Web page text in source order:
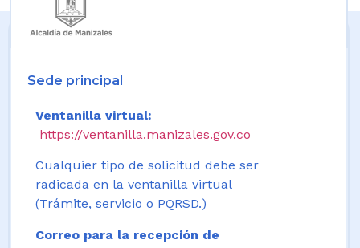
Sede principal
Ventanilla virtual:
https://ventanilla.manizales.gov.co
Cualquier tipo de solicitud debe ser
radicada en la ventanilla virtual
(Trámite, servicio o PQRSD.)
Correo para la recepción de